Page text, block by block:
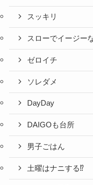
スッキリ
スローでイージー
ゼロイチ
ソレダメ
DayDay
DAIGOも台所
男子ごはん
土曜はナニする⁉